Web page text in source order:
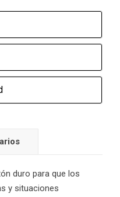
duro para que los
y situaciones